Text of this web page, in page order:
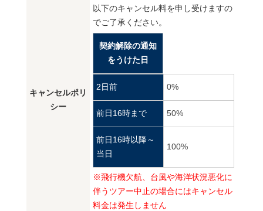
キャンセルポリ
シー
以下のキャンセル料を申し受けますの
でご了承ください。
契約解除の通知
をうけた日
2日前 0%
前日16時まで 50%
前日16時以降～
当日
100%
※飛行機欠航、台風や海洋状況悪化に
伴うツアー中止の場合にはキャンセル
料金は発生しません